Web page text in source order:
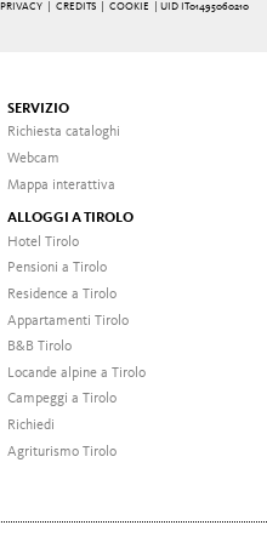
PRIVACY| CREDITS| COOKIE | UID IT01495060210
SERVIZIO
Richiesta cataloghi
Webcam
Mappa interattiva
ALLOGGI A TIROLO
Hotel Tirolo
Pensioni a Tirolo
Residence a Tirolo
Appartamenti Tirolo
B&B Tirolo
Locande alpine a Tirolo
Campeggi a Tirolo
Richiedi
Agriturismo Tirolo